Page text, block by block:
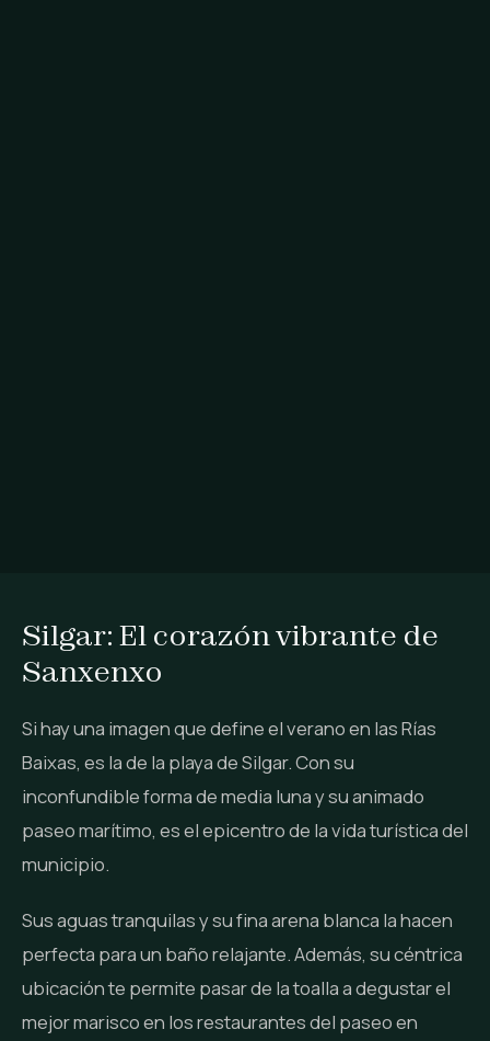
Silgar: El corazón vibrante de
Sanxenxo
Si hay una imagen que define el verano en las Rías
Baixas, es la de la playa de Silgar. Con su
inconfundible forma de media luna y su animado
paseo marítimo, es el epicentro de la vida turística del
municipio.
Sus aguas tranquilas y su fina arena blanca la hacen
perfecta para un baño relajante. Además, su céntrica
ubicación te permite pasar de la toalla a degustar el
mejor marisco en los restaurantes del paseo en